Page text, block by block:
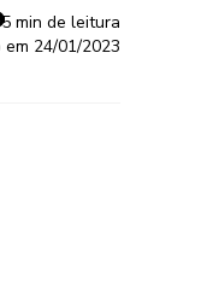
5 min de leitura
24/01/2023